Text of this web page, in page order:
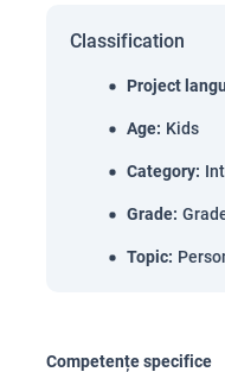
Classification
Project
Age: Kids
Category:
Grade:
Topic:
Competențe specifice